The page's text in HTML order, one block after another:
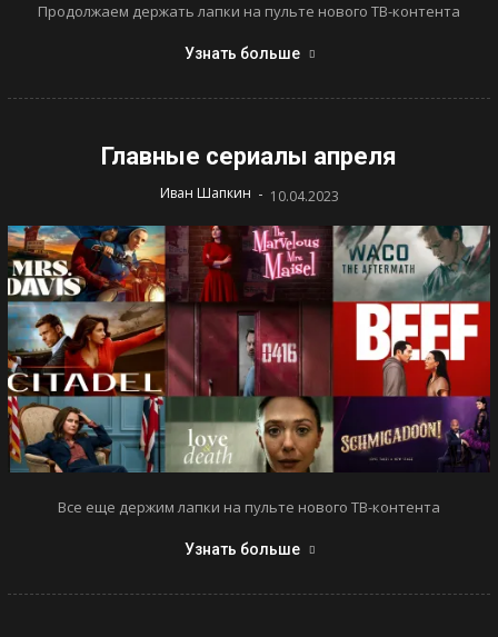
Продолжаем держать лапки на пульте нового ТВ-контента
Узнать больше
Главные сериалы апреля
Иван Шапкин - 10.04.2023
Все еще держим лапки на пульте нового ТВ-контента
Узнать больше